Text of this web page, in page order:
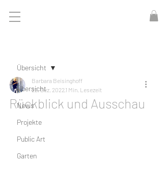
Übersicht
News
Projekte
Public Art
Garten
Übersicht
Rückblick und Ausschau
Barbara Beisinghoff
22. Dez. 2022 1 Min. Lesezeit